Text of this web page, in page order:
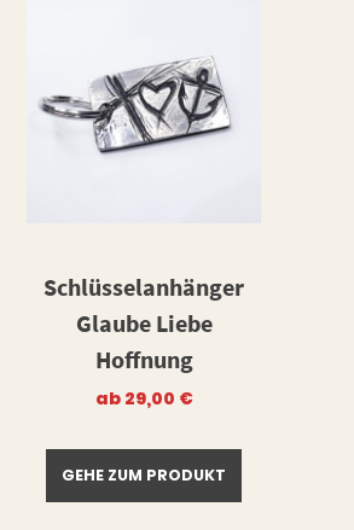
Schlüsselanhänger
Glaube Liebe
Hoffnung
ab 29,00 €
GEHE ZUM PRODUKT